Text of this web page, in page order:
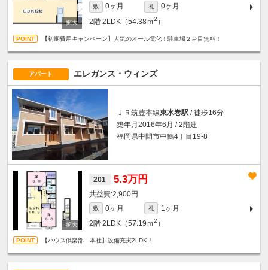
敷 0ヶ月 礼
0ヶ月
2階 2LDK（54.38ｍ2 ）
【初期費用キャンペーン】人気のオール電化！駐車場２台目無料！
アパート エレガンス・ウィンズ
ＪＲ筑豊本線東水巻駅 / 徒歩16分
築年月2016年6月 / 2階建
福岡県中間市中鶴4丁目19-8
201 5.3万円
2,900円
敷 0ヶ月 礼
1ヶ月
2階 2LDK（57.19ｍ2 ）
【ハウス倶楽部 本社】設備充実2LDK！